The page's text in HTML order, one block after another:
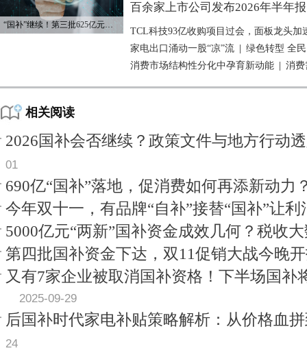
“国补”继续！第三批625亿元资金已下达
百余家上市公司发布2026年半年报
TCL科技93亿收购项目过会，面板龙头加
家电出口涌动一股“凉”流
绿色转型 全
消费市场结构性分化中孕育新动能
消费
相关阅读
2026国补会否继续？政策文件与地方行动
01
690亿“国补”落地，促消费如何再添新动力
今年双十一，有品牌“自补”接替“国补”让利
5000亿元“两新”国补资金成效几何？税收
第四批国补资金下达，双11促销大战今晚
又有7家企业被取消国补资格！下半场国补
2025-09-29
后国补时代家电补贴策略解析：从价格血
24